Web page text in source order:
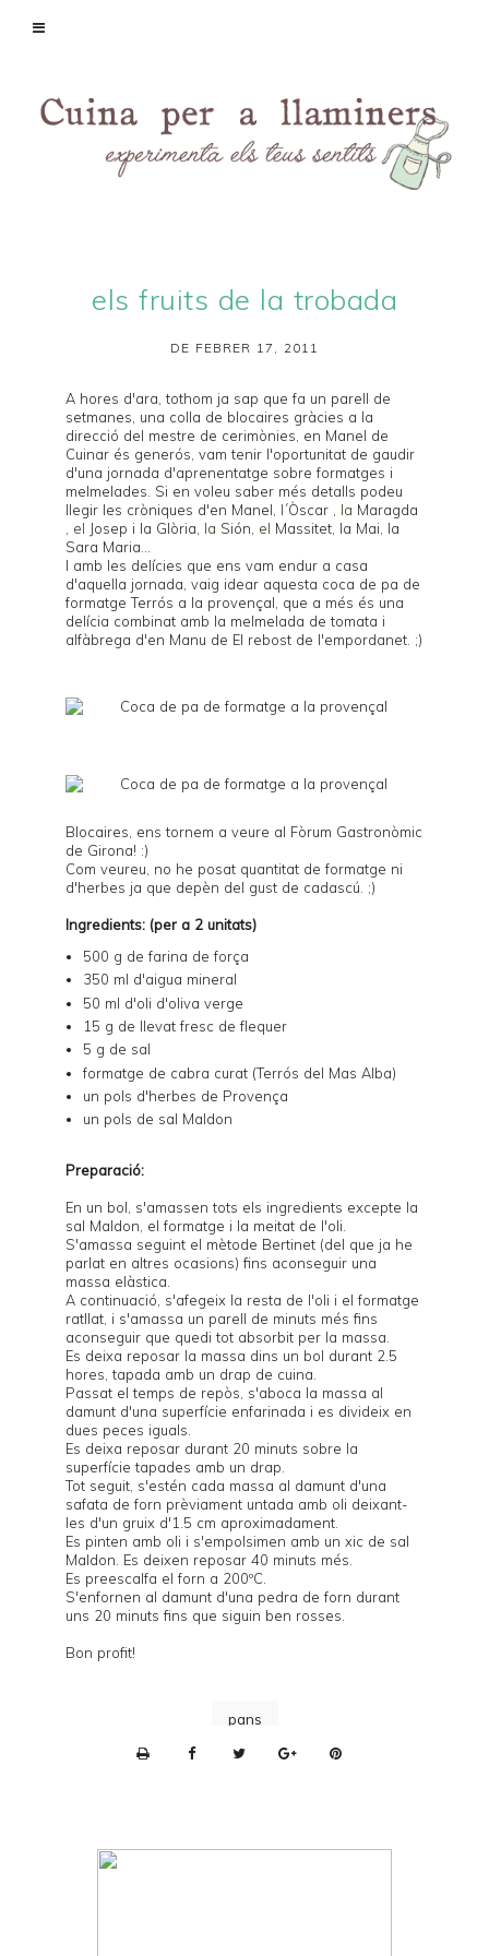
els fruits de la trobada
DE FEBRER 17, 2011
A hores d'ara, tothom ja sap que fa un parell de
setmanes, una colla de blocaires gràcies a la
direcció del mestre de cerimònies, en Manel de
Cuinar és generós , vam tenir l'oportunitat de gaudir
d'una jornada d'aprenentatge sobreformatges i
melmelades . Si en voleu saber més detalls podeu
llegir les cròniques d'en Manel l´Òscar la Maragda
el Josep i la Glòria la Sión el Massitet , la Mai , la
Sara Maria
I amb les delícies que ens vam endur a casa
d'aquella jornada, vaig idear aquesta coca de pa de
formatgeTerrós a la provençal, que a més és una
delícia combinat amb la melmelada de tomata i
alfàbrega d'en Manu de El rebost de l'empordanet . ;)
Blocaires, ens tornem a veure al Fòrum Gastronòmic
de Girona! :)
Com veureu, no he posat quantitat de formatge ni
d'herbes ja que depèn del gust de cadascú. ;)
Ingredients: (per a 2 unitats)
500 g de farina de força
350 ml d'aigua mineral
50 ml d'oli d'oliva verge
15 g de llevat fresc de flequer
5 g de sal
formatge de cabra curat (Terrós del Mas Alba)
un pols d'herbes de Provença
un pols de sal Maldon
Preparació:
En un bol, s'amassen tots els ingredients excepte la
sal Maldon, el formatge i la meitat de l'oli.
S'amassa seguint el mètode Bertinet (del que ja he
parlat en altres ocasions) fins aconseguir una
massa elàstica.
A continuació, s'afegeix la resta de l'oli i el formatge
ratllat, i s'amassa un parell de minuts més fins
aconseguir que quedi tot absorbit per la massa.
Es deixa reposar la massa dins un bol durant 2.5
hores, tapada amb un drap de cuina.
Passat el temps de repòs, s'aboca la massa al
damunt d'una superfície enfarinada i es divideix en
dues peces iguals.
Es deixa reposar durant 20 minuts sobre la
superfície tapades amb un drap.
Tot seguit, s'estén cada massa al damunt d'una
safata de forn prèviament untada amb oli deixant-
les d'un gruix d'1.5 cm aproximadament.
Es pinten amb oli i s'empolsimen amb un xic de sal
Maldon. Es deixen reposar 40 minuts més.
Es preescalfa el forn a 200ºC.
S'enfornen al damunt d'una pedra de forn durant
uns 20 minuts fins que siguin ben rosses.
Bon profit!
pans
n